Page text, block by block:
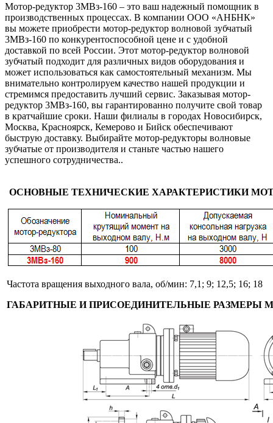
Мотор-редуктор 3МВз-160 – это ваш надежный помощник в
производственных процессах. В компании ООО «АНБНК»
вы можете приобрести мотор-редуктор волновой зубчатый
3МВз-160 по конкурентоспособной цене и с удобной
доставкой по всей России. Этот мотор-редуктор волновой
зубчатый подходит для различных видов оборудования и
может использоваться как самостоятельный механизм. Мы
внимательно контролируем качество нашей продукции и
стремимся предоставить лучший сервис. Заказывая мотор-
редуктор 3МВз-160, вы гарантированно получите свой товар
в кратчайшие сроки. Наши филиалы в городах Новосибирск,
Москва, Красноярск, Кемерово и Бийск обеспечивают
быструю доставку. Выбирайте мотор-редукторы волновые
зубчатые от производителя и станьте частью нашего
успешного сотрудничества..
ОСНОВНЫЕ ТЕХНИЧЕСКИЕ ХАРАКТЕРИСТИКИ
Частота вращения выходного вала, об/мин: 7,1; 9; 12,5; 16; 18
ГАБАРИТНЫЕ И ПРИСОЕДИНИТЕЛЬНЫЕ РАЗМЕРЫ